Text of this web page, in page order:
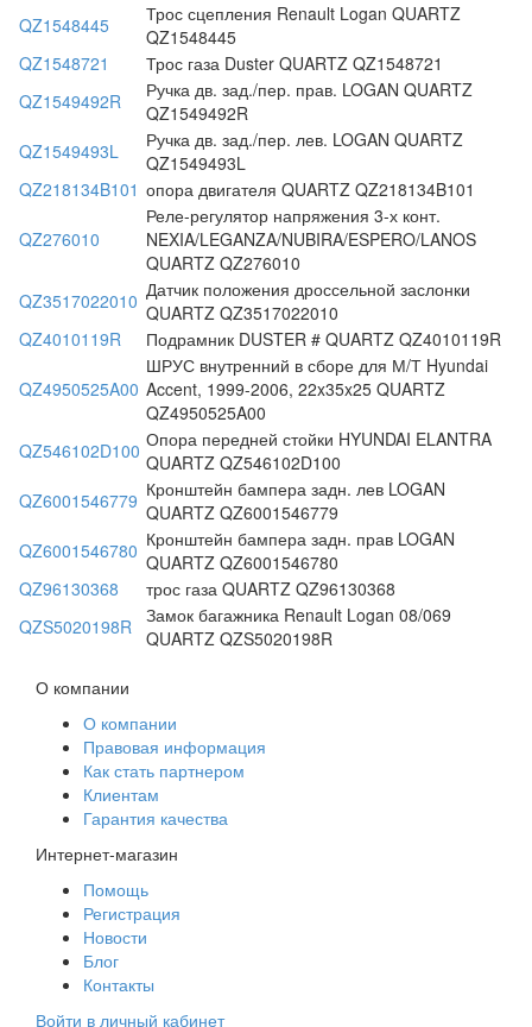
QZ1548445
Трос сцепления Renault Logan QUARTZ
QZ1548445
QZ1548721
Трос газа Duster QUARTZ QZ1548721
QZ1549492R
Ручка дв. зад./пер. прав. LOGAN QUARTZ
QZ1549492R
QZ1549493L
Ручка дв. зад./пер. лев. LOGAN QUARTZ
QZ1549493L
QZ218134B101 опора двигателя QUARTZ QZ218134B101
QZ276010
Реле-регулятор напряжения 3-х конт.
NEXIA/LEGANZA/NUBIRA/ESPERO/LANOS
QUARTZ QZ276010
QZ3517022010 Датчик положения дроссельной заслонки
QUARTZ QZ3517022010
QZ4010119R
Подрамник DUSTER # QUARTZ QZ4010119R
QZ4950525A00
ШРУС внутренний в сборе для М/Т Hyundai
Accent, 1999-2006, 22x35x25 QUARTZ
QZ4950525A00
QZ546102D100 Опора передней стойки HYUNDAI ELANTRA
QUARTZ QZ546102D100
QZ6001546779 Кронштейн бампера задн. лев LOGAN
QUARTZ QZ6001546779
QZ6001546780 Кронштейн бампера задн. прав LOGAN
QUARTZ QZ6001546780
QZ96130368
трос газа QUARTZ QZ96130368
QZS5020198R Замок багажника Renault Logan 08/069
QUARTZ QZS5020198R
О компании
О компании
Правовая информация
Как стать партнером
Клиентам
Гарантия качества
Интернет-магазин
Помощь
Регистрация
Новости
Блог
Контакты
Войти в личный кабинет